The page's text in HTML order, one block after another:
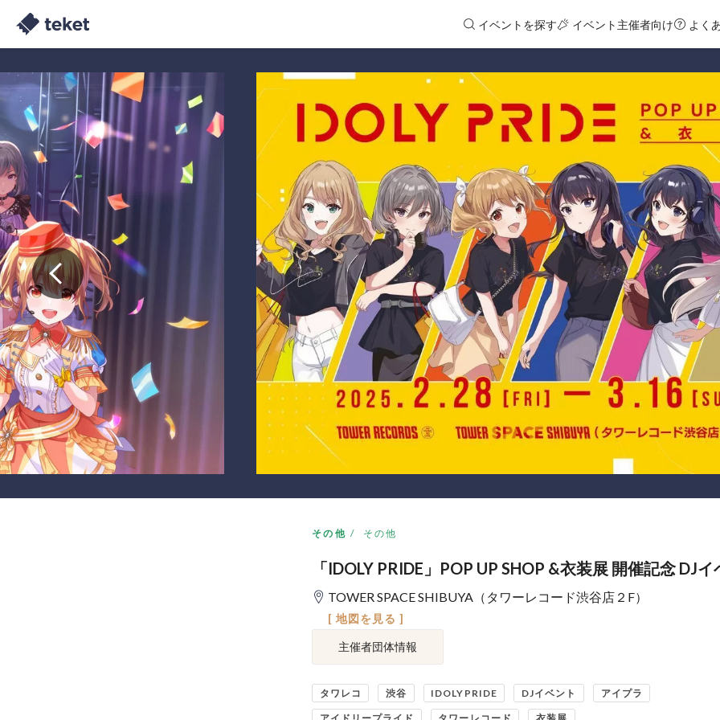
イベントを探す イベント主催者向け よく
その他 その他
「IDOLY PRIDE」POP UP SHOP &衣装展 開催記念 DJ
TOWER SPACE SHIBUYA（タワーレコード渋谷店２F）
[ 地図を見る ]
主催者団体情報
タワレコ 渋谷 IDOLYPRIDE DJイベント アイプラ